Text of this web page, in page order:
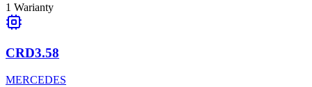
1 Warianty
CRD3.58
MERCEDES